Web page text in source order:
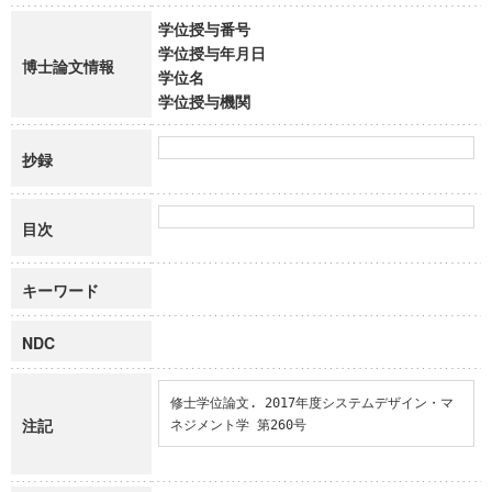
博士論文情報
学位授与番号
学位授与年月日
学位名
学位授与機関
抄録
目次
キーワード
NDC
注記
修士学位論文. 2017年度システムデザイン・マ
ネジメント学 第260号